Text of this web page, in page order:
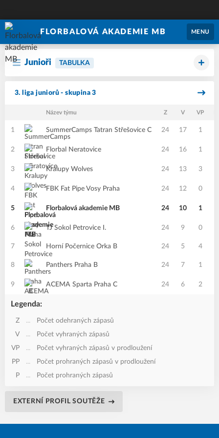
FLORBALOVÁ AKADEMIE MB MENU
Junioři TABULKA
3. liga juniorů - skupina 3
Název týmu Z V VP
1 SummerCamps Tatran Střešovice C 24 17 1
2 Florbal Neratovice 24 16 1
3 Kralupy Wolves 24 13 3
4 FBK Fat Pipe Vosy Praha 24 12 0
5 Florbalová akademie MB 24 10 1
6 TJ Sokol Petrovice I. 24 9 0
7 Horní Počernice Orka B 24 5 4
8 Panthers Praha B 24 7 1
9 ACEMA Sparta Praha C 24 6 2
Legenda:
Z ...
Počet odehraných zápasů
V
...
Počet vyhraných zápasů
VP
...
Počet vyhraných zápasů v prodloužení
PP
...
Počet prohraných zápasů v prodloužení
P
... Počet prohraných zápasů
EXTERNÍ PROFIL SOUTĚŽE